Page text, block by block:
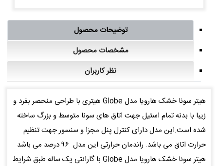
توضیحات محصول
مشخصات محصول
نظر کاربران
هیتر سونا خشک هارویا مدل Globe هیتری با طراحی منحصر بفرد و
زیبا با بدنه تمام استیل جهت اتاق های سونا متوسط و بزرگ ساخته
شده است.این مدل دارای کنترل پنل مجزا و سنسور جهت تنظیم
حرارت اتاق می باشد. راندمان حرارتی این مدل ۹۶ درصد می باشد
هیتر سونا خشک هارویا مدل Globe با گارانتی یک ساله طبق شرایط